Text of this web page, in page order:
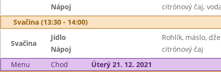
Nápoj
citrónový čaj,
Svačina (13:30 - 14:00)
Svačina
Jídlo
Rohlík, máslo,
Nápoj
citrónový čaj
Menu
Chod
Úterý 21. 12. 2021